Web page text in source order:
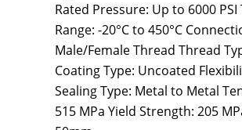
Rated Pressure: Up to 6000
Range: -20°C to 450°C
Male/Female Thread Thread
Coating Type: Uncoated
Sealing Type: Metal to Metal
515 MPa Yield Strength: 205